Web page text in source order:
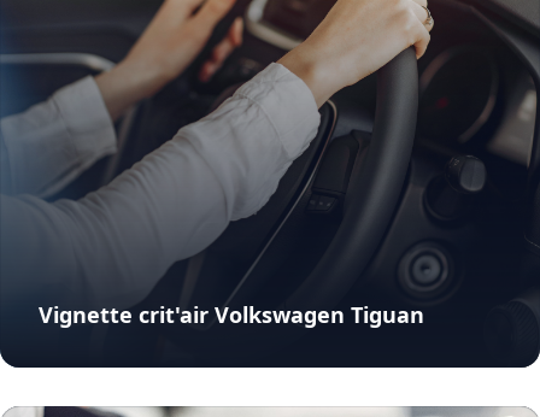
Vignette crit'air Volkswagen Tiguan